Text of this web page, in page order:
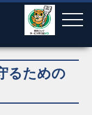
るための